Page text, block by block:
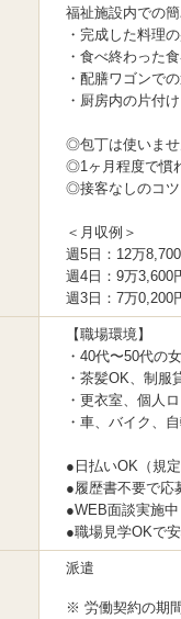
福祉施設内での
・完成した料理
・食べ終わった
・配膳ワゴンで
・厨房内の片付け
◎包丁は使いませ
◎1ヶ月程度で慣
◎接客なしのコツ
＜月収例＞
週5日：12万
週4日：9万3,600
週3日：7万0,200
【職場環境】
・40代〜50代の
・茶髪OK、制服
・更衣室、個人
・車、バイク、
●日払いOK（規定
●履歴書不要で応
●WEB面談実施中
●職場見学OKで
派遣
※ 労働契約の期